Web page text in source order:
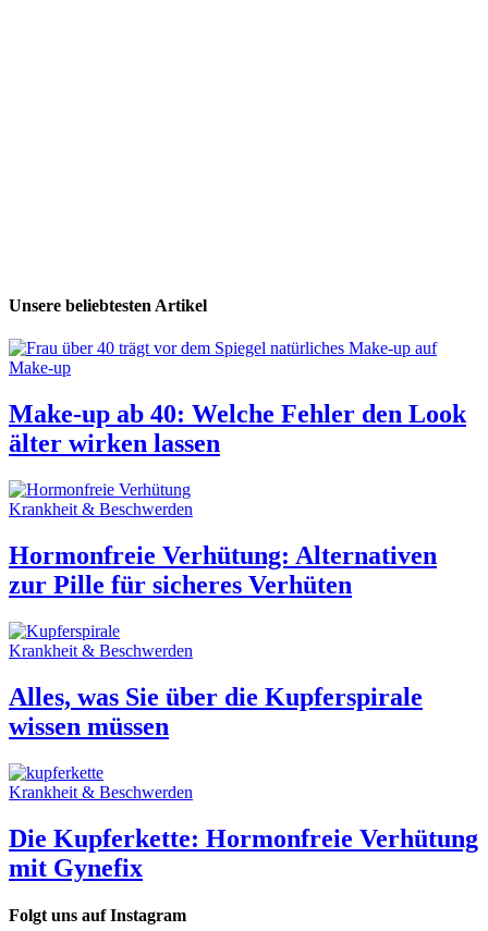
Unsere beliebtesten Artikel
Make-up
Make-up ab 40: Welche Fehler den Look
älter wirken lassen
Krankheit & Beschwerden
Hormonfreie Verhütung: Alternativen
zur Pille für sicheres Verhüten
Krankheit & Beschwerden
Alles, was Sie über die Kupferspirale
wissen müssen
Krankheit & Beschwerden
Die Kupferkette: Hormonfreie Verhütung
mit Gynefix
Folgt uns auf Instagram